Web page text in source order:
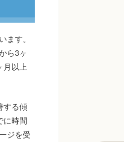
す。
ら3ヶ
月以上
する傾
に時間
ジを受